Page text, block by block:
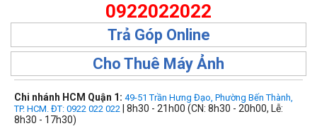
0922022022
Trả Góp Online
Cho Thuê Máy Ảnh
Chi nhánh HCM Quận 1: 49-51 Trần Hưng Đạo, Phường Bến Thành,
TP. HCM. ĐT: 0922 022 022 | 8h30 - 21h00 (CN: 8h30 - 20h00, Lễ:
8h30 - 17h30)